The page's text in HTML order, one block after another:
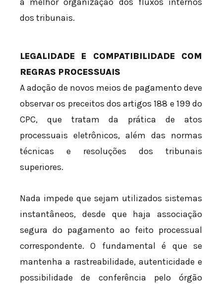
dos tribunais.
LEGALIDADE E COMPATIBILIDADE COM
REGRAS PROCESSUAIS
A adoção de novos meios de pagamento deve
observar os preceitos dos artigos 188 e 199 do
CPC, que tratam da prática de atos
processuais eletrônicos, além das normas
técnicas e resoluções dos tribunais
superiores.
Nada impede que sejam utilizados sistemas
instantâneos, desde que haja associação
segura do pagamento ao feito processual
correspondente. O fundamental é que se
mantenha a rastreabilidade, autenticidade e
possibilidade de conferência pelo órgão